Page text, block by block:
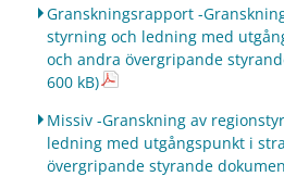
Granskningsrapport -
styrning och ledning med
och andra övergripande
600 kB)
Missiv -Granskning av
ledning med utgångspunkt i
övergripande styrande